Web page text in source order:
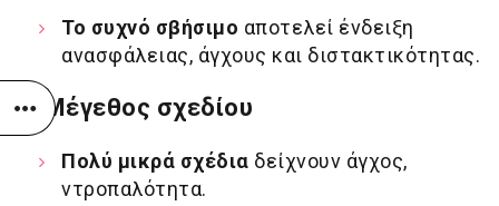
Το συχνό σβήσιμο αποτελεί ένδειξη
ανασφάλειας, άγχους και διστακτικότητας.
Γ. Μέγεθος σχεδίου
Πολύ μικρά σχέδια δείχνουν άγχος,
ντροπαλότητα.